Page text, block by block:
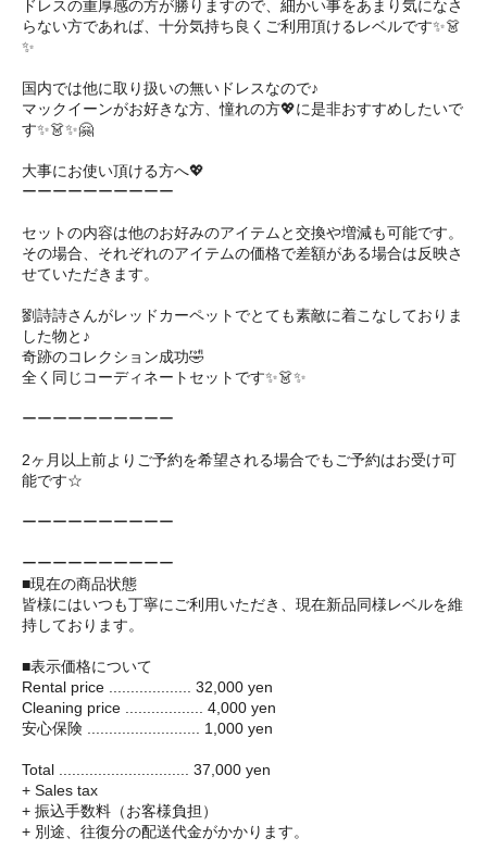
ドレスの重厚感の方が勝りますので、細かい事をあまり気になさ
らない方であれば、十分気持ち良くご利用頂けるレベルです✨👗
✨
国内では他に取り扱いの無いドレスなので♪
マックイーンがお好きな方、憧れの方💖に是非おすすめしたいで
す✨👗✨🤗 ㅤㅤ
大事にお使い頂ける方へ💖
ーーーーーーーーーー
セットの内容は他のお好みのアイテムと交換や増減も可能です。
その場合、それぞれのアイテムの価格で差額がある場合は反映さ
せていただきます。
劉詩詩さんがレッドカーペットでとても素敵に着こなしておりま
した物と♪
奇跡のコレクション成功🤣
全く同じコーディネートセットです✨👗✨
ーーーーーーーーーー
2ヶ月以上前よりご予約を希望される場合でもご予約はお受け可
能です☆
ーーーーーーーーーー
ーーーーーーーーーー
■現在の商品状態
皆様にはいつも丁寧にご利用いただき、現在新品同様レベルを維
持しております。
■表示価格について
Rental price ................... 32,000 yen
Cleaning price .................. 4,000 yen
安心保険 .......................... 1,000 yen
Total .............................. 37,000 yen
+ Sales tax
+ 振込手数料（お客様負担）
+ 別途、往復分の配送代金がかかります。